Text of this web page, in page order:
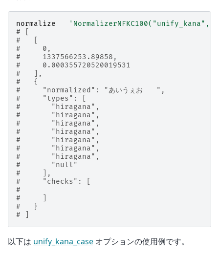
normalize
'NormalizerNFKC100("unify_kana",
# [
#   [
#     0,
#     1337566253.89858,
#     0.000355720520019531
#   ],
#   {
#     "normalized": "あいうぇおゝゞ",
#     "types": [
#       "hiragana",
#       "hiragana",
#       "hiragana",
#       "hiragana",
#       "hiragana",
#       "hiragana",
#       "hiragana",
#       "null"
#     ],
#     "checks": [
#
#     ]
#   }
# ]
以下は unify_kana_case オプションの使用例です。